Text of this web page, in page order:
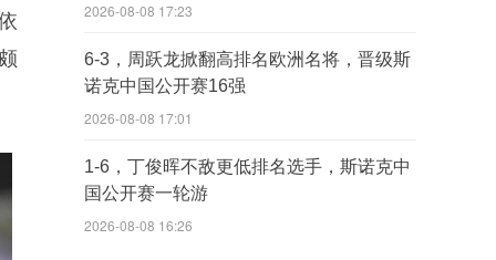
2026-08-08 17:23
6-3，周跃龙掀翻高排名欧洲名将，晋级斯
诺克中国公开赛16强
2026-08-08 17:01
1-6，丁俊晖不敌更低排名选手，斯诺克中
国公开赛一轮游
2026-08-08 16:26